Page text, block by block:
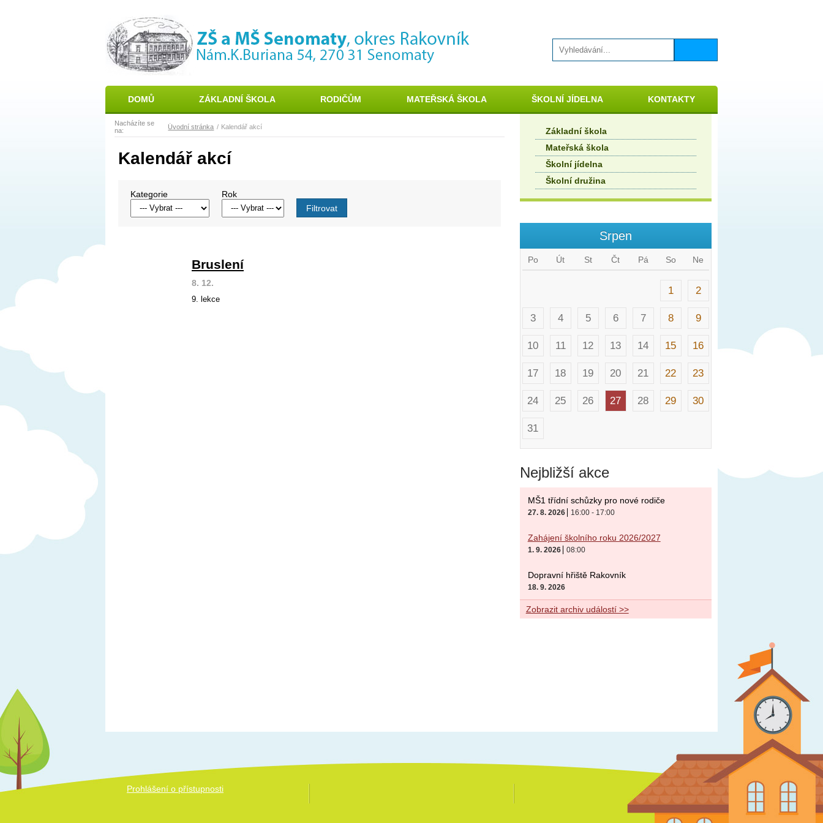
DOMŮ ZÁKLADNÍ ŠKOLA RODIČŮM MATEŘSKÁ ŠKOLA ŠKOLNÍ JÍDELNA KONTAKTY
Nacházíte se
na:
Úvodní stránka Kalendář akcí
Kalendář akcí
Kategorie Rok
Bruslení
8. 12.
9. lekce
Základní škola
Mateřská škola
Školní jídelna
Školní družina
Srpen
Po Út St Čt Pá So Ne
1 2
3 4 5 6 7 8 9
10 11 12 13 14 15 16
17 18 19 20 21 22 23
24 25 26 27 28 29 30
31
Nejbližší akce
MŠ1 třídní schůzky pro nové rodiče
27. 8. 2026 16:00 - 17:00
Zahájení školního roku 2026/2027
1. 9. 2026 08:00
Dopravní hřiště Rakovník
18. 9. 2026
Zobrazit archiv událostí >>
Prohlášení o přístupnosti